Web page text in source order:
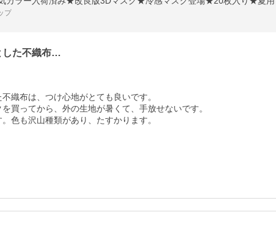
プ
した不織布…
織布は、つけ心地がとても良いです。
買ってから、外の生地が暑くて、手放せないです。
色も沢山種類があり、たすかります。